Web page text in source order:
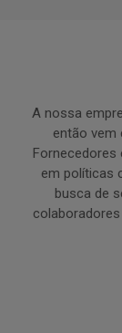
A nossa
então
Fornecedores
em políticas
busca de